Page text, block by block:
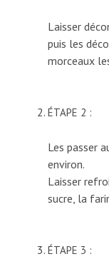
Laisser
puis les
morceaux
ÉTAPE 2 :
Les passer
environ.
Laisser
sucre, la
ÉTAPE 3 :